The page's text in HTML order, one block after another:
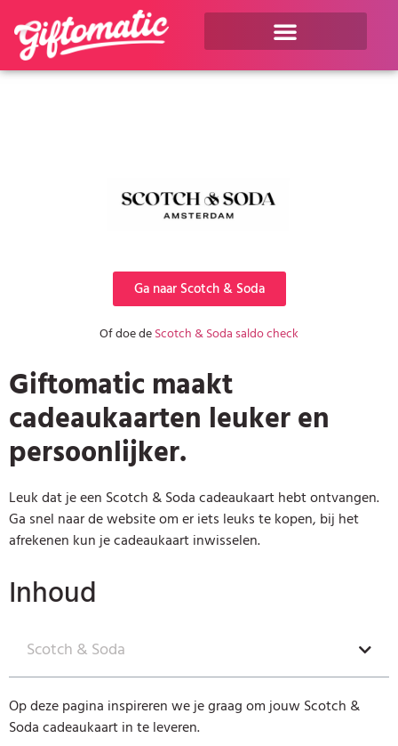
Giftomatic maakt
cadeaukaarten leuker en
persoonlijker.
Leuk dat je een Scotch & Soda cadeaukaart hebt ontvangen.
Ga snel naar de website om er iets leuks te kopen, bij het
afrekenen kun je cadeaukaart inwisselen.
Inhoud
Scotch & Soda
Op deze pagina inspireren we je graag om jouw Scotch &
Soda cadeaukaart in te leveren.
Ga naar Scotch & Soda
Of doe deScotch & Soda saldo check